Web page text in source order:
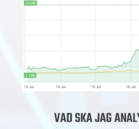
VAD SKA JAG